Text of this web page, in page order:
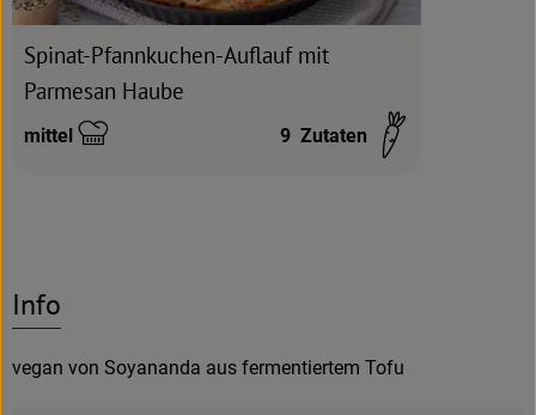
Spinat-Pfannkuchen-Auflauf mit
Parmesan Haube
Schwierigkeit:
mittel 9 Zutaten
Info
vegan von Soyananda aus fermentiertem Tofu